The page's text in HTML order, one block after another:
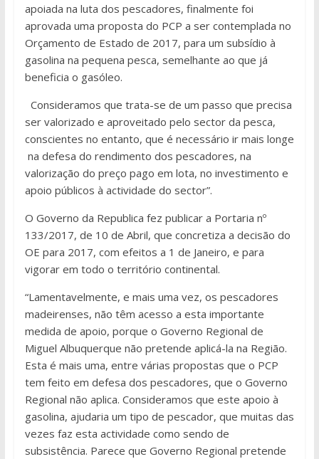
apoiada na luta dos pescadores, finalmente foi
aprovada uma proposta do PCP a ser contemplada no
Orçamento de Estado de 2017, para um subsídio à
gasolina na pequena pesca, semelhante ao que já
beneficia o gasóleo.
Consideramos que trata-se de um passo que precisa
ser valorizado e aproveitado pelo sector da pesca,
conscientes no entanto, que é necessário ir mais longe
na defesa do rendimento dos pescadores, na
valorização do preço pago em lota, no investimento e
apoio públicos à actividade do sector”.
O Governo da Republica fez publicar a Portaria nº
133/2017, de 10 de Abril, que concretiza a decisão do
OE para 2017, com efeitos a 1 de Janeiro, e para
vigorar em todo o território continental.
“Lamentavelmente, e mais uma vez, os pescadores
madeirenses, não têm acesso a esta importante
medida de apoio, porque o Governo Regional de
Miguel Albuquerque não pretende aplicá-la na Região.
Esta é mais uma, entre várias propostas que o PCP
tem feito em defesa dos pescadores, que o Governo
Regional não aplica. Consideramos que este apoio à
gasolina, ajudaria um tipo de pescador, que muitas das
vezes faz esta actividade como sendo de
subsistência. Parece que Governo Regional pretende